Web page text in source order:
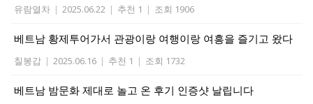
유람열차 | 2025.06.22 | 추천 1 | 조회 1906
베트남 황제투어가서 관광이랑 여행이랑 여흥을 즐기고 왔다
칠봉갑 | 2025.06.16 | 추천 1 | 조회 1732
베트남 밤문화 제대로 놀고 온 후기 인증샷 날립니다